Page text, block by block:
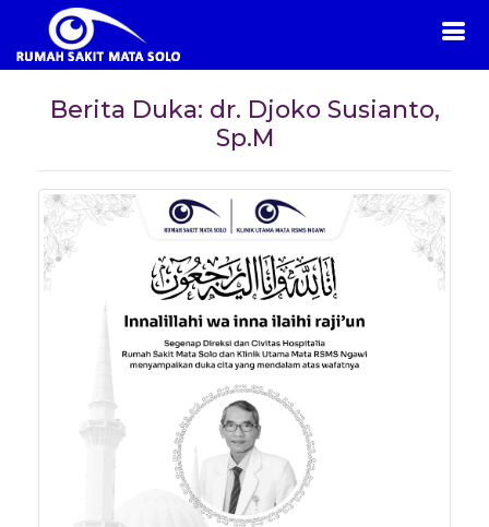
Berita Duka: dr. Djoko Susianto,
Sp.M